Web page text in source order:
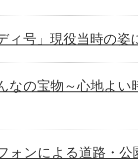
ィ号」現役当時の姿
なの宝物～心地よい
ォンによる道路・